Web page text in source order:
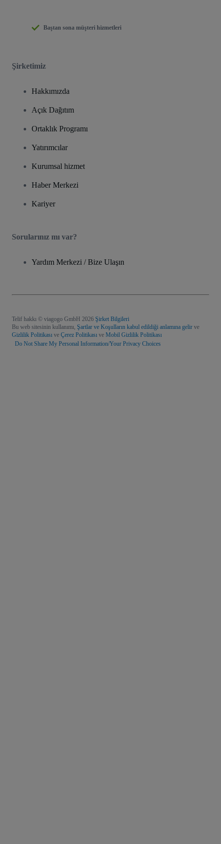
Baştan sona müşteri hizmetleri
Şirketimiz
Hakkımızda
Açık Dağıtım
Ortaklık Programı
Yatırımcılar
Kurumsal hizmet
Haber Merkezi
Kariyer
Sorularınız mı var?
Yardım Merkezi / Bize Ulaşın
Telif hakkı © viagogo GmbH 2026 Şirket Bilgileri
Bu web sitesinin kullanımı, Şartlar ve Koşulların kabul edildiği anlamına gelir ve
Gizlilik Politikası ve Çerez Politikası ve Mobil Gizlilik Politikası
Do Not Share My Personal Information/Your Privacy Choices